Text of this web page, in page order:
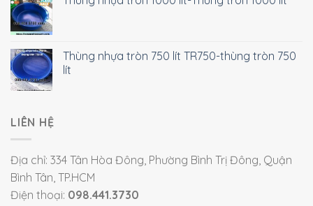
Thùng nhựa tròn 750 lít TR750-thùng tròn 750
lít
LIÊN HỆ
Địa chỉ: 334 Tân Hòa Đông, Phường Bình Trị Đông, Quận
Bình Tân, TP.HCM
Điện thoại: 098.441.3730